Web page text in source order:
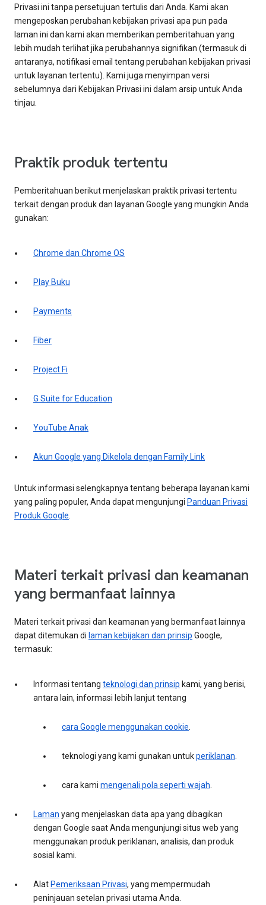
Privasi ini tanpa persetujuan tertulis dari Anda. Kami akan
mengeposkan perubahan kebijakan privasi apa pun pada
laman ini dan kami akan memberikan pemberitahuan yang
lebih mudah terlihat jika perubahannya signifikan (termasuk di
antaranya, notifikasi email tentang perubahan kebijakan privasi
untuk layanan tertentu). Kami juga menyimpan versi
sebelumnya dari Kebijakan Privasi ini dalam arsip untuk Anda
tinjau.
Praktik produk tertentu
Pemberitahuan berikut menjelaskan praktik privasi tertentu
terkait dengan produk dan layanan Google yang mungkin Anda
gunakan:
Chrome dan Chrome OS
Play Buku
Payments
Fiber
Project Fi
G Suite for Education
YouTube Anak
Akun Google yang Dikelola dengan Family Link
Untuk informasi selengkapnya tentang beberapa layanan kami
yang paling populer, Anda dapat mengunjungi Panduan Privasi
Produk Google.
Materi terkait privasi dan keamanan
yang bermanfaat lainnya
Materi terkait privasi dan keamanan yang bermanfaat lainnya
dapat ditemukan di laman kebijakan dan prinsip Google,
termasuk:
Informasi tentang teknologi dan prinsip kami, yang berisi,
antara lain, informasi lebih lanjut tentang
cara Google menggunakan cookie.
teknologi yang kami gunakan untukperiklanan.
cara kami mengenali pola seperti wajah.
Laman yang menjelaskan data apa yang dibagikan
dengan Google saat Anda mengunjungi situs web yang
menggunakan produk periklanan, analisis, dan produk
sosial kami.
Alat Pemeriksaan Privasi, yang mempermudah
peninjauan setelan privasi utama Anda.